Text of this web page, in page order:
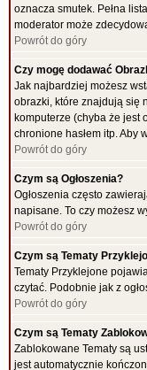
oznacza smutek. Pełna
moderator może
Powrót do góry
Czy mogę dodawać
Jak najbardziej możesz
obrazki, które znajdują się
komputerze (chyba że jest
chronione hasłem itp. Aby
Powrót do góry
Czym są Ogłoszenia?
Ogłoszenia często
napisane. To czy możesz
Powrót do góry
Czym są Tematy
Tematy Przyklejone
czytać. Podobnie jak z
Powrót do góry
Czym są Tematy
Zablokowane Tematy są
jest automatycznie